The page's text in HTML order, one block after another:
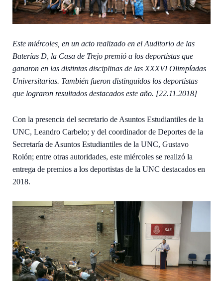
Este miércoles, en un acto realizado en el Auditorio de las
Baterías D, la Casa de Trejo premió a los deportistas que
ganaron en las distintas disciplinas de las XXXVI Olimpíadas
Universitarias. También fueron distinguidos los deportistas
que lograron resultados destacados este año. [22.11.2018]
Con la presencia del secretario de Asuntos Estudiantiles de la
UNC, Leandro Carbelo; y del coordinador de Deportes de la
Secretaría de Asuntos Estudiantiles de la UNC, Gustavo
Rolón; entre otras autoridades, este miércoles se realizó la
entrega de premios a los deportistas de la UNC destacados en
2018.